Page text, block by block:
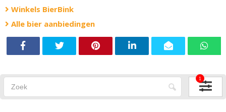
Winkels BierBink
Alle bier aanbiedingen
1